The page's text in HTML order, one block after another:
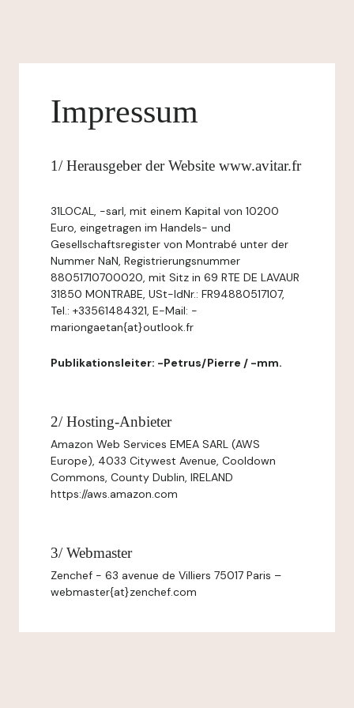
Impressum
1/ Herausgeber der Website www.avitar.fr
31LOCAL, -sarl, mit einem Kapital von 10200
Euro, eingetragen im Handels- und
Gesellschaftsregister von Montrabé unter der
Nummer NaN, Registrierungsnummer
88051710700020, mit Sitz in 69 RTE DE LAVAUR
31850 MONTRABE, USt-IdNr.: FR94880517107,
Tel.: +33561484321, E-Mail: -
mariongaetan{at}outlook.fr
Publikationsleiter: -Petrus/Pierre / -mm.
2/ Hosting-Anbieter
Amazon Web Services EMEA SARL (AWS
Europe), 4033 Citywest Avenue, Cooldown
Commons, County Dublin, IRELAND
https://aws.amazon.com
3/ Webmaster
Zenchef - 63 avenue de Villiers 75017 Paris –
webmaster{at}zenchef.com